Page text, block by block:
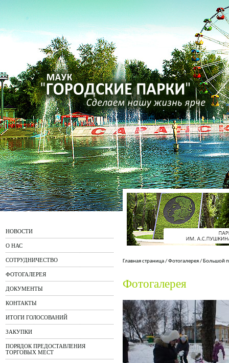
НОВОСТИ
О НАС
СОТРУДНИЧЕСТВО
ФОТОГАЛЕРЕЯ
ДОКУМЕНТЫ
КОНТАКТЫ
ИТОГИ ГОЛОСОВАНИЙ
ЗАКУПКИ
ПОРЯДОК ПРЕДОСТАВЛЕНИЯ
ТОРГОВЫХ МЕСТ
Главная страница/Фотогалерея/ Большой
Фотогалерея